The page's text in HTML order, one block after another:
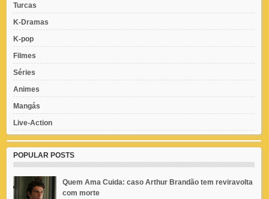
Turcas
K-Dramas
K-pop
Filmes
Séries
Animes
Mangás
Live-Action
POPULAR POSTS
Quem Ama Cuida: caso Arthur Brandão tem reviravolta
com morte